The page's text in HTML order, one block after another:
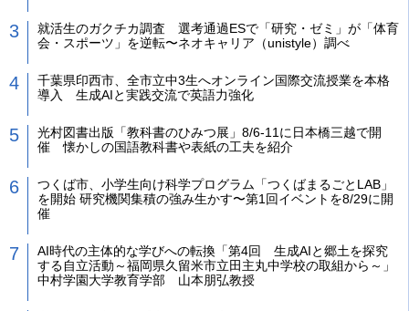
就活生のガクチカ調査 選考通過ESで「研究・ゼミ」が「体育
会・スポーツ」を逆転〜ネオキャリア（unistyle）調べ
千葉県印西市、全市立中3生へオンライン国際交流授業を本格
導入 生成AIと実践交流で英語力強化
光村図書出版「教科書のひみつ展」8/6-11に日本橋三越で開
催 懐かしの国語教科書や表紙の工夫を紹介
つくば市、小学生向け科学プログラム「つくばまるごとLAB」
を開始 研究機関集積の強み生かす〜第1回イベントを8/29に開
催
AI時代の主体的な学びへの転換「第4回 生成AIと郷土を探究
する自立活動～福岡県久留米市立田主丸中学校の取組から～」
中村学園大学教育学部 山本朋弘教授